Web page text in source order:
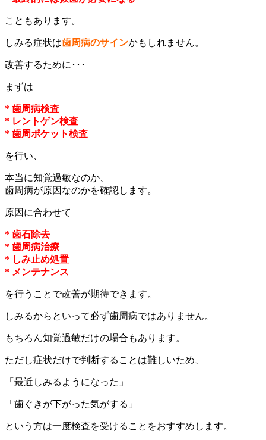
こともあります。
しみる症状は歯周病のサインかもしれません。
改善するために･･･
まずは
* 歯周病検査
* レントゲン検査
* 歯周ポケット検査
を行い、
本当に知覚過敏なのか、
歯周病が原因なのかを確認します。
原因に合わせて
* 歯石除去
* 歯周病治療
* しみ止め処置
* メンテナンス
を行うことで改善が期待できます。
しみるからといって必ず歯周病ではありません。
もちろん知覚過敏だけの場合もあります。
ただし症状だけで判断することは難しいため、
「最近しみるようになった」
「歯ぐきが下がった気がする」
という方は一度検査を受けることをおすすめします。